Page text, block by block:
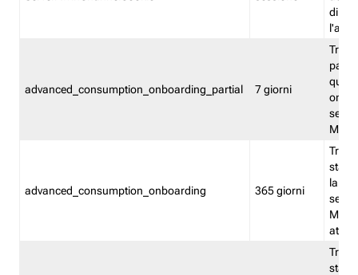
advanced_consumption_onboarding_partial 7 giorni
advanced_consumption_onboarding 365 giorni
stata
la
stata